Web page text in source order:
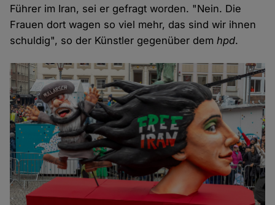
Führer im Iran, sei er gefragt worden. "Nein. Die
Frauen dort wagen so viel mehr, das sind wir ihnen
schuldig", so der Künstler gegenüber demhpd.